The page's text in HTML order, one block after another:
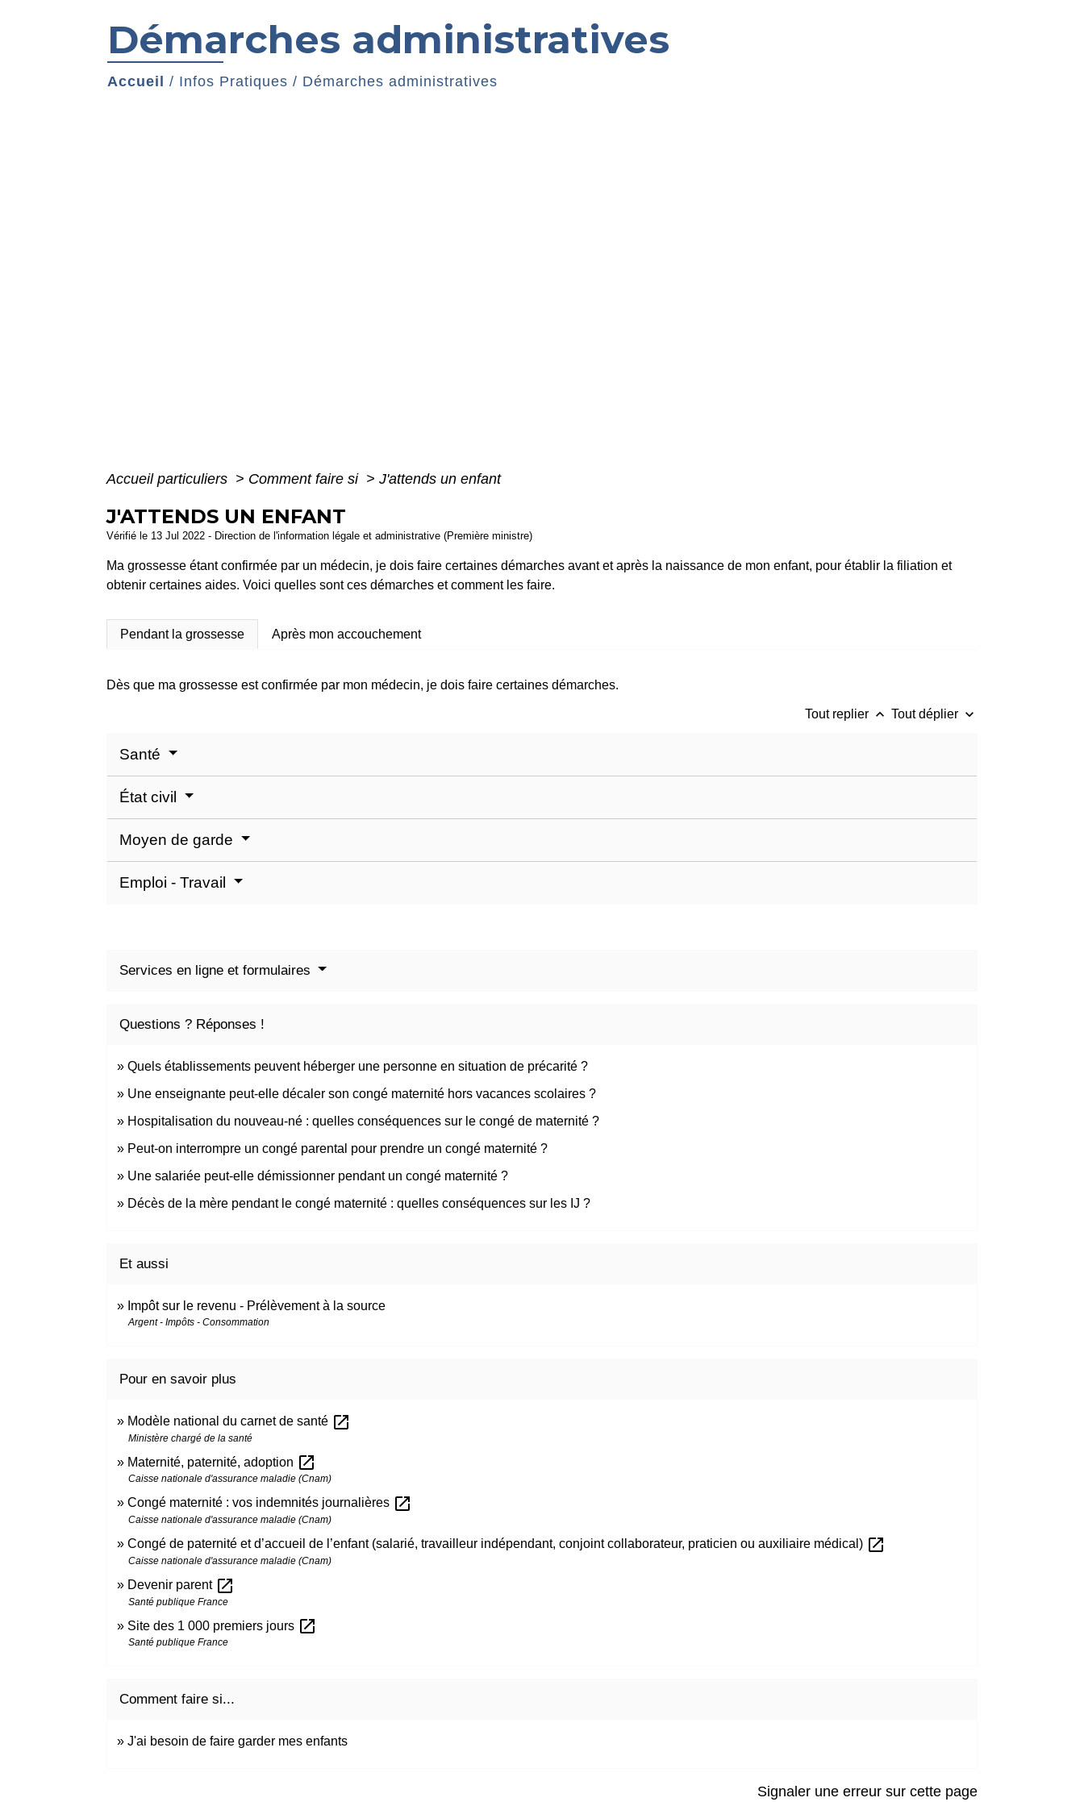
Démarches administratives
Accueil / Infos Pratiques / Démarches administratives
Accueil particuliers > Comment faire si > J'attends un enfant
J'ATTENDS UN ENFANT
Vérifié le 13 Jul 2022 - Direction de l'information légale et administrative (Première ministre)
Ma grossesse étant confirmée par un médecin, je dois faire certaines démarches avant et après la naissance de mon enfant, pour établir la filiation et
obtenir certaines aides. Voici quelles sont ces démarches et comment les faire.
Pendant la grossesse Après mon accouchement
Dès que ma grossesse est confirmée par mon médecin, je dois faire certaines démarches.
Tout replier keyboard_arrow_up Tout déplier keyboard_arrow_down
Santé
État civil
Moyen de garde
Emploi - Travail
Services en ligne et formulaires
Questions ? Réponses !
Quels établissements peuvent héberger une personne en situation de précarité ?
Une enseignante peut-elle décaler son congé maternité hors vacances scolaires ?
Hospitalisation du nouveau-né : quelles conséquences sur le congé de maternité ?
Peut-on interrompre un congé parental pour prendre un congé maternité ?
Une salariée peut-elle démissionner pendant un congé maternité ?
Décès de la mère pendant le congé maternité : quelles conséquences sur les IJ ?
Et aussi
Impôt sur le revenu - Prélèvement à la source
Argent - Impôts - Consommation
Pour en savoir plus
Modèle national du carnet de santé open_in_new
Ministère chargé de la santé
Maternité, paternité, adoption open_in_new
Caisse nationale d'assurance maladie (Cnam)
Congé maternité : vos indemnités journalières open_in_new
Caisse nationale d'assurance maladie (Cnam)
Congé de paternité et d’accueil de l’enfant (salarié, travailleur indépendant, conjoint collaborateur, praticien ou auxiliaire médical) open_in_new
Caisse nationale d'assurance maladie (Cnam)
Devenir parent open_in_new
Santé publique France
Site des 1 000 premiers jours open_in_new
Santé publique France
Comment faire si...
J'ai besoin de faire garder mes enfants
Signaler une erreur sur cette page